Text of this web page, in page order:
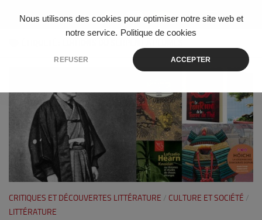
Nous utilisons des cookies pour optimiser notre site web et
notre service. Politique de cookies
REFUSER ACCEPTER
Skip to content
CRITIQUES ET DÉCOUVERTES LITTÉRATURE / CULTURE ET SOCIÉTÉ /
LITTÉRATURE